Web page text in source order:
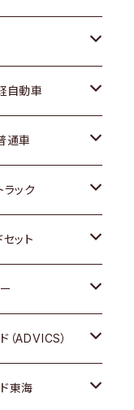
自動車
通車
ック
ット
ADVICS）
東海